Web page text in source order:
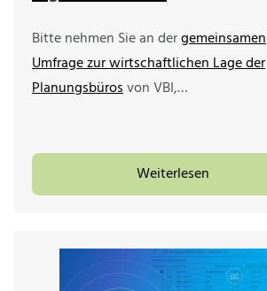
Bitte nehmen Sie an dergemeinsamen
Umfrage zur wirtschaftlichen Lage der
Planungsbürosvon VBI,…
Weiterlesen